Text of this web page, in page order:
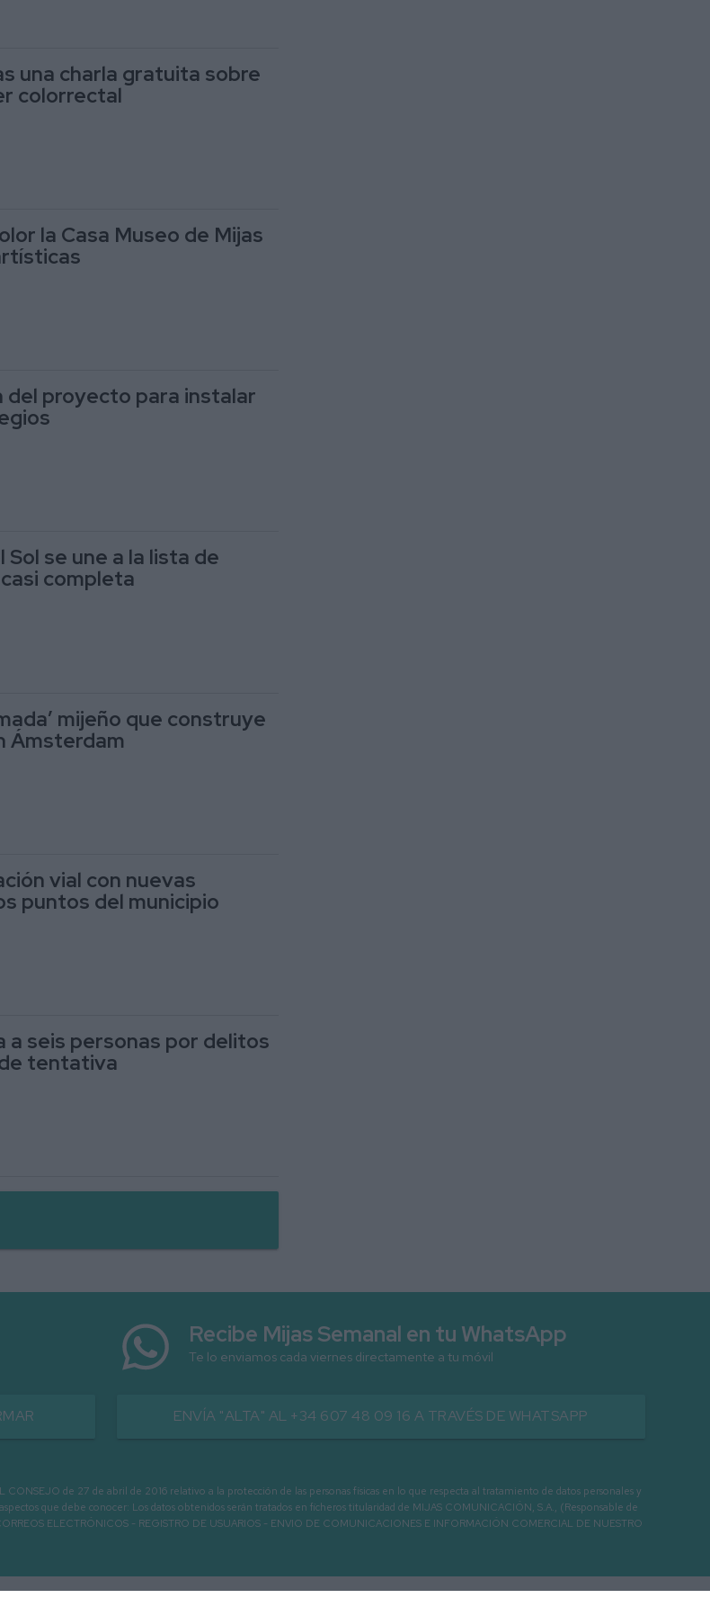
una charla gratuita sobre
colorrectal
la Casa Museo de Mijas
del proyecto para instalar
se une a la lista de
completa
mijeño que construye
Ámsterdam
vial con nuevas
puntos del municipio
a seis personas por delitos
tentativa
Recibe Mijas Semanal en tu WhatsApp
Te lo enviamos cada viernes directamente a tu móvil
ENVÍA "ALTA" AL +34 607 48 09 16 A TRAVÉS DE WHATSAPP
de 27 de abril de 2016 relativo a la protección de las personas físicas en lo que respecta al tratamiento de datos personales y
que debe conocer: Los datos obtenidos serán tratados en ficheros titularidad de MIJAS COMUNICACIÓN, S.A., (Responsable de
ELECTRÓNICOS - REGISTRO DE USUARIOS - ENVIO DE COMUNICACIONES E INFORMACIÓN COMERCIAL DE NUESTRO